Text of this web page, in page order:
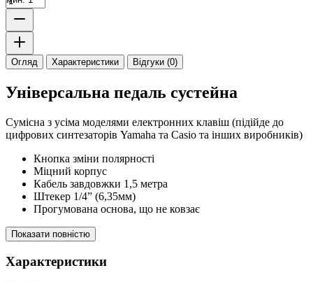
Огляд Характеристики Відгуки (0)
Універсальна педаль сустейна
Сумісна з усіма моделями електронних клавіш (підійде до
цифрових синтезаторів Yamaha та Casio та інших виробників)
Кнопка зміни полярності
Міцний корпус
Кабель завдовжки 1,5 метра
Штекер 1/4” (6,35мм)
Прогумована основа, що не ковзає
Показати повністю
Характеристики